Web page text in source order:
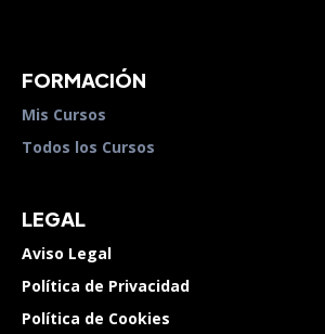
FORMACIÓN
Mis Cursos
Todos los Cursos
LEGAL
Aviso Legal
Política de Privacidad
Política de Cookies